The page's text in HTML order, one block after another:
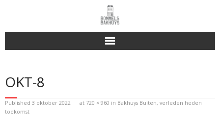
Bakhuys Buiten, verleden heden toekomst
Reserveren & Bestellen
Bommels Buiten
OKT-8
Published 3 oktober 2022 at 720 × 960 in Bakhuys Buiten, verleden heden
toekomst